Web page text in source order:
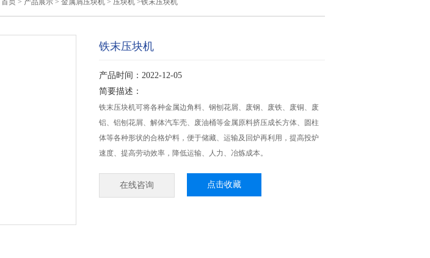
首页 > 产品展示 > 金属屑压块机 > 压块机 >铁末压块机
铁末压块机
产品时间：2022-12-05
简要描述：
铁末压块机可将各种金属边角料、钢刨花屑、废钢、废铁、废铜、废
铝、铝刨花屑、解体汽车壳、废油桶等金属原料挤压成长方体、圆柱
体等各种形状的合格炉料，便于储藏、运输及回炉再利用，提高投炉
速度、提高劳动效率，降低运输、人力、冶炼成本。
在线咨询 点击收藏